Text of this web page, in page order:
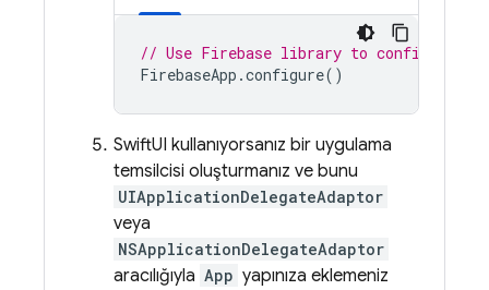
// Use Firebase library to configure
FirebaseApp .configure()
SwiftUI kullanıyorsanız bir uygulama
temsilcisi oluşturmanız ve bunu
UIApplicationDelegateAdaptor
veya
NSApplicationDelegateAdaptor
aracılığıyla App yapınıza eklemeniz